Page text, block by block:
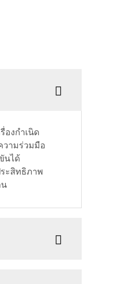
รื่องกำเนิด
วามร่วมมือ
นได้
ะสิทธิภาพ
น